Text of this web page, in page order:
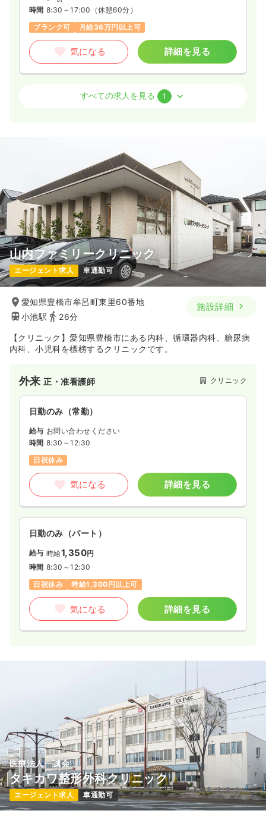
時間 8:30～17:00 （休憩60分）
ブランク可
月給36万円以上可
気になる 詳細を見る
（休憩60分）
担当業務未経験可
ブランク可 時給1,700円以上可
気になる 詳細を見る
すべての求人を見る 1
山内ファミリークリニック
エージェント求人 車通勤可
愛知県豊橋市牟呂町東里60番地
小池駅
26分
施設詳細
【クリニック】愛知県豊橋市にある内科、循環器内科、糖尿病
内科、小児科を標榜するクリニックです。
外来正・准看護師 クリニック
日勤のみ（常勤）
給与 お問い合わせください
時間 8:30～12:30
日祝休み
気になる 詳細を見る
日勤のみ（パート）
給与 時給1,350円
時間 8:30～12:30
日祝休み
時給1,300円以上可
気になる 詳細を見る
医療法人一誠会
タキカワ整形外科クリニック
エージェント求人 車通勤可